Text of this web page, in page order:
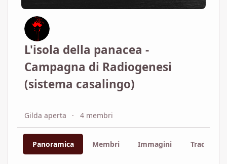
L'isola della panacea -
Campagna di Radiogenesi
(sistema casalingo)
Gilda aperta 4 membri
Panoramica Membri Immagini Tradizione